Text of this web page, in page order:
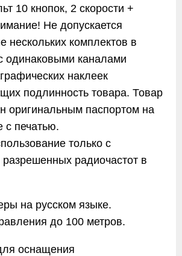
10 кнопок, 2 скорости +
Не допускается
нескольких комплектов в
одинаковыми каналами
наклеек
подлинность товара. Товар
оригинальным паспортом на
с печатью.
только с
радиочастот в
на русском языке.
до 100 метров.
оснащения